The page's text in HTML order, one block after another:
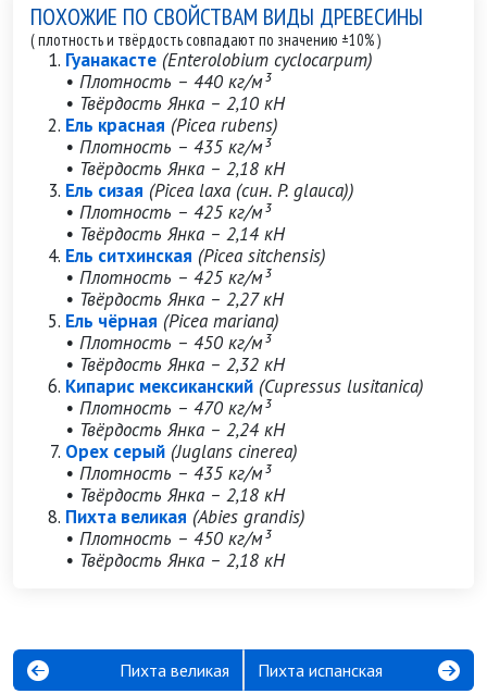
Пихта великая Пихта испанская
ПОХОЖИЕ ПО СВОЙСТВАМ ВИДЫ ДРЕВЕСИНЫ
( плотность и твёрдость совпадают по значению ±10% )
Гуанакасте (Enterolobium cyclocarpum)
• Плотность – 440 кг/м³
• Твёрдость Янка – 2,10 кН
Ель красная (Picea rubens)
• Плотность – 435 кг/м³
• Твёрдость Янка – 2,18 кН
Ель сизая (Picea laxa (син. P. glauca))
• Плотность – 425 кг/м³
• Твёрдость Янка – 2,14 кН
Ель ситхинская (Picea sitchensis)
• Плотность – 425 кг/м³
• Твёрдость Янка – 2,27 кН
Ель чёрная (Picea mariana)
• Плотность – 450 кг/м³
• Твёрдость Янка – 2,32 кН
Кипарис мексиканский (Cupressus lusitanica)
• Плотность – 470 кг/м³
• Твёрдость Янка – 2,24 кН
Орех серый (Juglans cinerea)
• Плотность – 435 кг/м³
• Твёрдость Янка – 2,18 кН
Пихта великая (Abies grandis)
• Плотность – 450 кг/м³
• Твёрдость Янка – 2,18 кН